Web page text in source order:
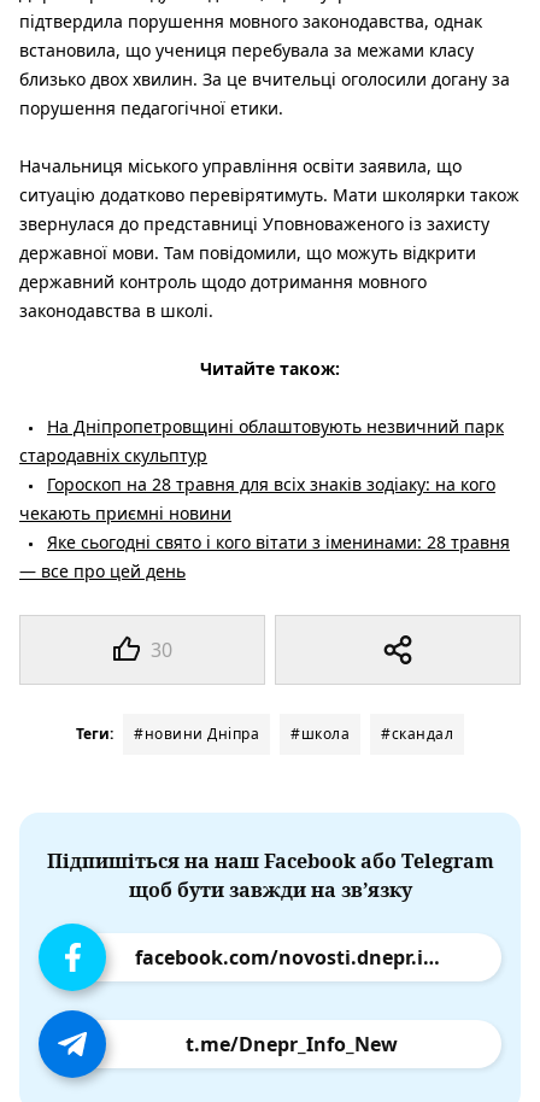
30
підтвердила порушення мовного законодавства, однак
встановила, що учениця перебувала за межами класу
близько двох хвилин. За це вчительці оголосили догану за
порушення педагогічної етики.
Начальниця міського управління освіти заявила, що
ситуацію додатково перевірятимуть. Мати школярки також
звернулася до представниці Уповноваженого із захисту
державної мови. Там повідомили, що можуть відкрити
державний контроль щодо дотримання мовного
законодавства в школі.
Читайте також:
На Дніпропетровщині облаштовують незвичний парк
стародавніх скульптур
Гороскоп на 28 травня для всіх знаків зодіаку: на кого
чекають приємні новини
Яке сьогодні свято і кого вітати з іменинами: 28 травня
— все про цей день
Теги: #новини Дніпра #школа #скандал
Підпишіться на наш Facebook або Telegram
щоб бути завжди на зв’язку
facebook.com/novosti.dnepr.info
t.me/Dnepr_Info_New